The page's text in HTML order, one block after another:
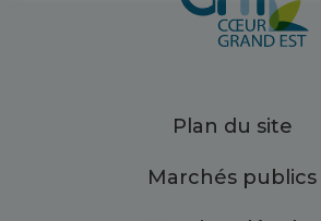
Plan du site
Marchés publics